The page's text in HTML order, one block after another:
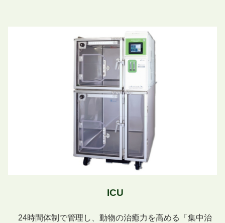
ICU
24時間体制で管理し、動物の治癒力を高める「集中治